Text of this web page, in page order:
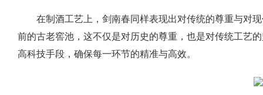
在制酒工艺上，剑南春同样表现出对传统的尊重与对
前的古老窖池，这不仅是对历史的尊重，也是对传统工艺
高科技手段，确保每一环节的精准与高效。